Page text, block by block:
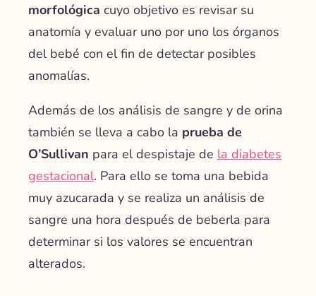
morfológica cuyo objetivo es revisar su
anatomía y evaluar uno por uno los órganos
del bebé con el fin de detectar posibles
anomalías.
Además de los análisis de sangre y de orina
también se lleva a cabo la prueba de
O’Sullivan para eldespistaje de la diabetes
gestacional. Para ello se toma una bebida
muy azucarada y se realiza un análisis de
sangre una hora después de beberla para
determinar si los valores se encuentran
alterados.